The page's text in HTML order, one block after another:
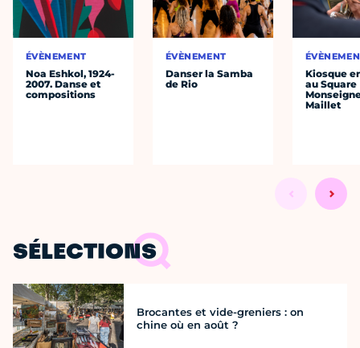
ÉVÈNEMENT
Noa Eshkol, 1924-
2007. Danse et
compositions
ÉVÈNEMENT
Danser la Samba
de Rio
Kiosque
au Square
Maillet
SÉLECTIONS
Brocantes et vide-greniers : on
chine où en août ?